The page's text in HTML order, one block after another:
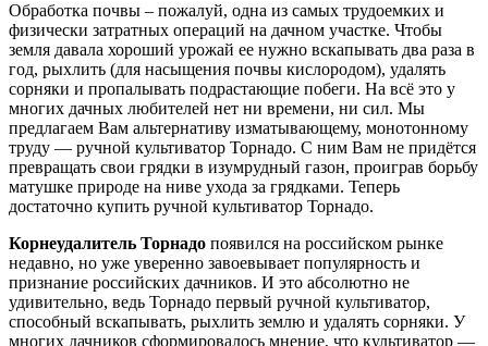
Обработка почвы – пожалуй, одна из самых трудоемких и
физически затратных операций на дачном участке. Чтобы
земля давала хороший урожай ее нужно вскапывать два раза в
год, рыхлить (для насыщения почвы кислородом), удалять
сорняки и пропалывать подрастающие побеги. На всё это у
многих дачных любителей нет ни времени, ни сил. Мы
предлагаем Вам альтернативу изматывающему, монотонному
труду — ручной культиватор Торнадо. С ним Вам не придётся
превращать свои грядки в изумрудный газон, проиграв борьбу
матушке природе на ниве ухода за грядками. Теперь
достаточно купить ручной культиватор Торнадо.
Корнеудалитель Торнадо появился на российском рынке
недавно, но уже уверенно завоевывает популярность и
признание российских дачников. И это абсолютно не
удивительно, ведь Торнадо первый ручной культиватор,
способный вскапывать, рыхлить землю и удалять сорняки. У
многих дачников сформировалось мнение, что культиватор —